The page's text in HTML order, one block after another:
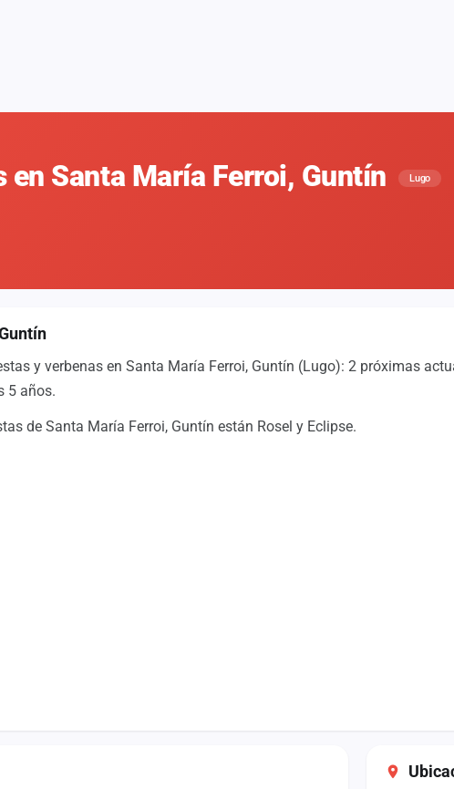
en Santa María Ferroi, Guntín Lugo
y verbenas en Santa María Ferroi, Guntín (Lugo): 2 próximas
5 años.
de Santa María Ferroi, Guntín están Rosel y Eclipse.